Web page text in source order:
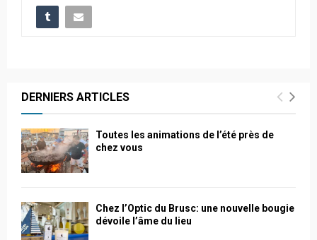
DERNIERS ARTICLES
Toutes les animations de l’été près de
chez vous
Chez l’Optic du Brusc: une nouvelle bougie
dévoile l’âme du lieu